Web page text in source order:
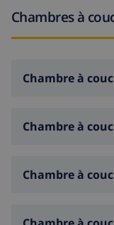
salle à manger
1 chambre(s) à
Premier étage:
2 salle(s) de
salle de séjour
Chambres à
Chambre à
Chambre à
Chambre à